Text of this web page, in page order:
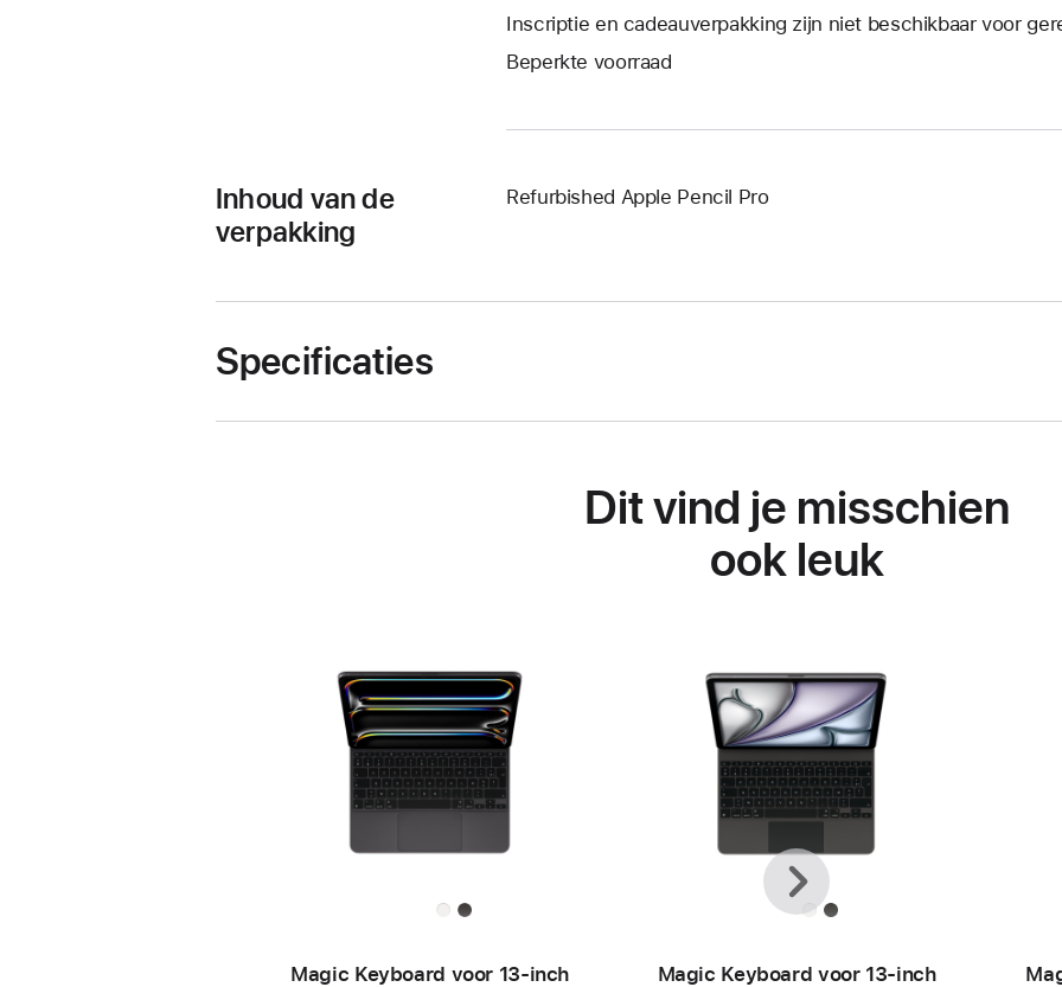
een
Inscriptie en cadeauverpakking zijn niet beschikbaar voor
Beperkte voorraad
Inhoud van de
verpakking
Refurbished Apple Pencil Pro
Specificaties
Dit vind je misschien
ook leuk
Magic Keyboard voor 13‑inch
Magic Keyboard voor 13‑inch
Vorige
Volgende